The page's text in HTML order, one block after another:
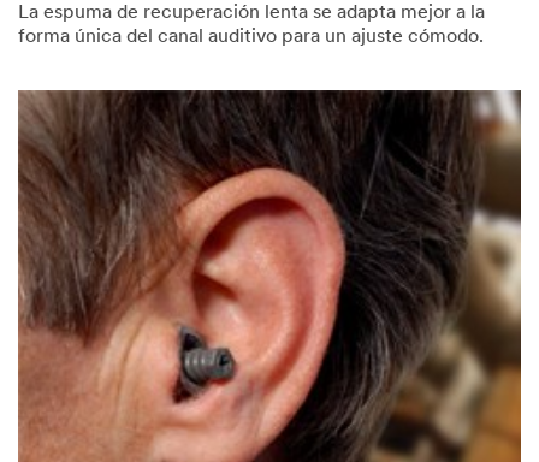
La espuma de recuperación lenta se adapta mejor a la
forma única del canal auditivo para un ajuste cómodo.